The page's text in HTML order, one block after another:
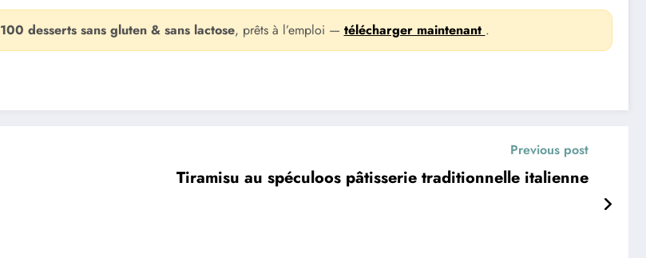
100 desserts sans gluten & sans lactose, prêts à l’emploi — télécharger maintenant .
Previous post
Tiramisu au spéculoos pâtisserie traditionnelle italienne